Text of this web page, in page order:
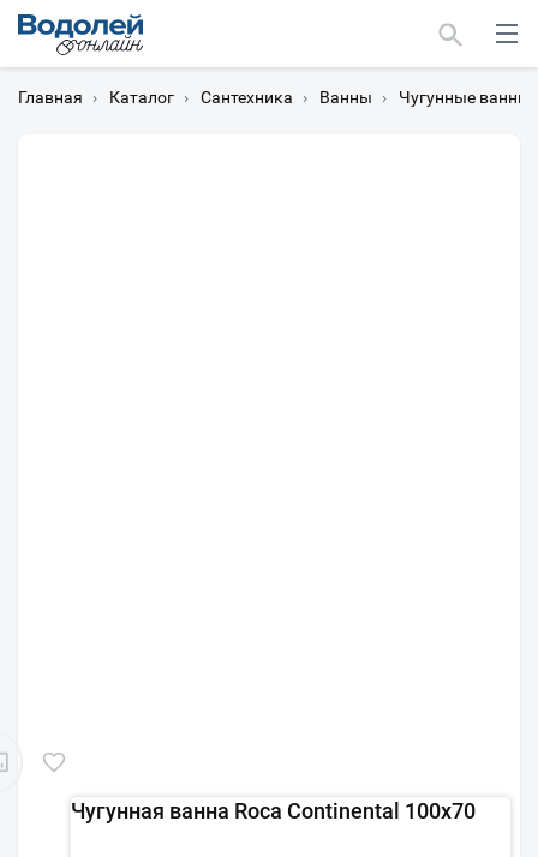
Главная › Каталог › Сантехника › Ванны › Чугунные ванны
Чугунная ванна Roca Continental 100x70